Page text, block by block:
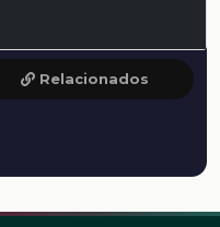
Relacionados